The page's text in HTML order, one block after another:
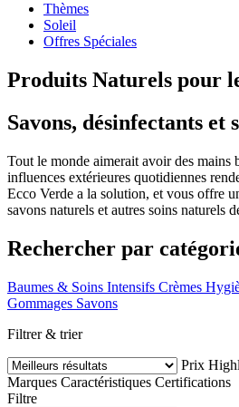
Thèmes
Soleil
Offres Spéciales
Produits Naturels pour
Savons, désinfectants et
Tout le monde aimerait avoir des mains
influences extérieures quotidiennes
Ecco Verde a la solution, et vous offre
savons naturels et autres soins naturels
Rechercher par
Baumes & Soins Intensifs Crèmes
Gommages Savons
Filtrer & trier
Prix
Marques Caractéristiques Certifications
Filtre